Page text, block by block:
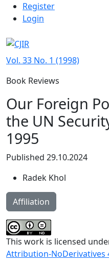
Skip to main navigation menu
Skip to main content
Skip to site footer
Admin menu
Register
Login
Vol. 33 No. 1 (1998)
Book Reviews
Our Foreign
the UN
1995
Published 29.10.2024
Radek Khol
Affiliation
This work is licensed
Attribution-NoDerivatives